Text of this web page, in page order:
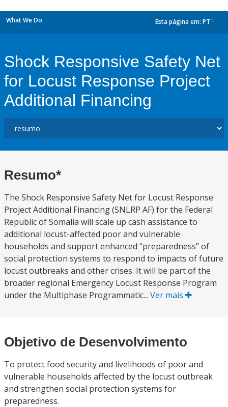
What We Do Esta página em: PT
Shock Responsive Safety Net
for Locust Response Project
Additional Financing
Resumo*
The Shock Responsive Safety Net for Locust Response
Project Additional Financing (SNLRP AF) for the Federal
Republic of Somalia will scale up cash assistance to
additional locust-affected poor and vulnerable
households and support enhanced “preparedness” of
social protection systems to respond to impacts of future
locust outbreaks and other crises. It will be part of the
broader regional Emergency Locust Response Program
under the Multiphase Programmatic... Ver mais
Objetivo de Desenvolvimento
To protect food security and livelihoods of poor and
vulnerable households affected by the locust outbreak
and strengthen social protection systems for
preparedness.